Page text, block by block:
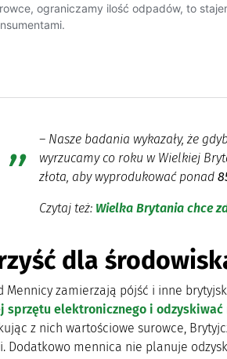
– Nasze badania wykazały, że
wyrzucamy co roku w Wielkiej
złota, aby wyprodukować ponad
Czytaj też: Wielka Brytania chce
dla
Mennicy zamierzają pójść i inne
sprzętu elektronicznego i
z nich wartościowe surowce,
Dodatkowo mennica nie planuje